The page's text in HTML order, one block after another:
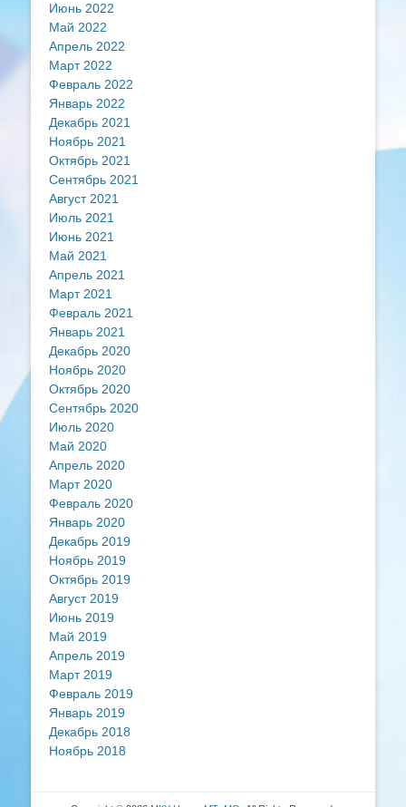
Июнь 2022
Май 2022
Апрель 2022
Март 2022
Февраль 2022
Январь 2022
Декабрь 2021
Ноябрь 2021
Октябрь 2021
Сентябрь 2021
Август 2021
Июль 2021
Июнь 2021
Май 2021
Апрель 2021
Март 2021
Февраль 2021
Январь 2021
Декабрь 2020
Ноябрь 2020
Октябрь 2020
Сентябрь 2020
Июль 2020
Май 2020
Апрель 2020
Март 2020
Февраль 2020
Январь 2020
Декабрь 2019
Ноябрь 2019
Октябрь 2019
Август 2019
Июнь 2019
Май 2019
Апрель 2019
Март 2019
Февраль 2019
Январь 2019
Декабрь 2018
Ноябрь 2018